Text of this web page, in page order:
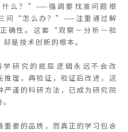
么？”——强调要找准问题根
问“怎么办？”——注重通过解
确性。这套“观察－分析－验
是技术创新的根本。
研究的底层逻辑永远不会改
理，再验证，验证后改进，这
谨的科研方法，已成为研究院
重要的品质，而真正的学习包含